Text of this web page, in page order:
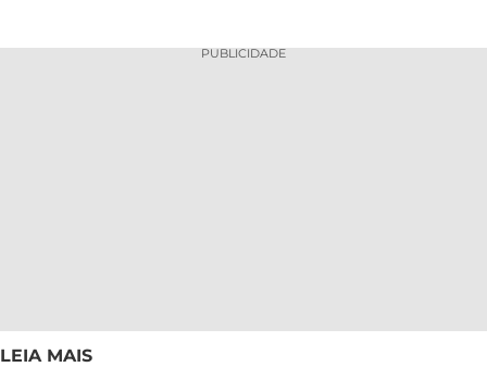
PUBLICIDADE
LEIA MAIS